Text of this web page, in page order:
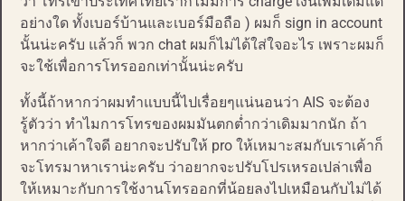
อย่างใด ทั้งเบอร์บ้านและเบอร์มือถือ ) ผมก็ sign in account
นั้นน่ะครับ แล้วก็ พวก chat ผมก็ไม่ได้ใส่ใจอะไร เพราะผมก็
จะใช้เพื่อการโทรออกเท่านั้นน่ะครับ
ทั้งนี้ถ้าหากว่าผมทำแบบนี้ไปเรื่อยๆแน่นอนว่า AIS จะต้อง
รู้ตัวว่า ทำไมการโทรของผมมันตกต่ำกว่าเดิมมากนัก ถ้า
หากว่าเค้าใจดี อยากจะปรับให้ pro ให้เหมาะสมกับเราเค้าก็
จะโทรมาหาเราน่ะครับ ว่าอยากจะปรับโปรเหรอเปล่าเพื่อ
ให้เหมาะกับการใช้งานโทรออกที่น้อยลงไปเหมือนกับไม่ได้